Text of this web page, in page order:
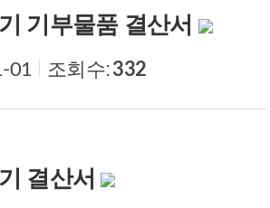
기부물품 결산서
01 조회수: 332
결산서